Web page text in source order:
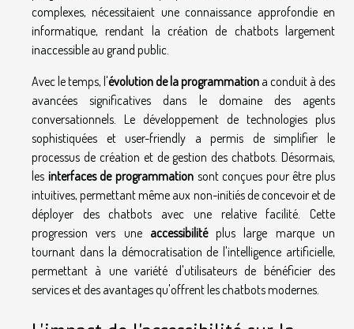
complexes, nécessitaient une connaissance approfondie en
informatique, rendant la création de chatbots largement
inaccessible au grand public.
Avec le temps, l'évolution de la programmation a conduit à des
avancées significatives dans le domaine des agents
conversationnels. Le développement de technologies plus
sophistiquées et user-friendly a permis de simplifier le
processus de création et de gestion des chatbots. Désormais,
les interfaces de programmationsont conçues pour être plus
intuitives, permettant même aux non-initiés de concevoir et de
déployer des chatbots avec une relative facilité. Cette
progression vers une accessibilitéplus large marque un
tournant dans la démocratisation de l'intelligence artificielle,
permettant à une variété d'utilisateurs de bénéficier des
services et des avantages qu'offrent les chatbots modernes.